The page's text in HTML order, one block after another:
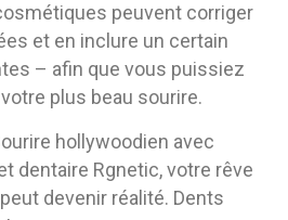
peuvent corriger
et en inclure un certain
– afin que vous puissiez
plus beau sourire.
hollywoodien avec
dentaire Rgnetic, votre rêve
devenir réalité. Dents